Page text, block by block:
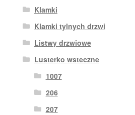
Klamki
Klamki tylnych drzwi
Listwy drzwiowe
Lusterko wsteczne
1007
206
207